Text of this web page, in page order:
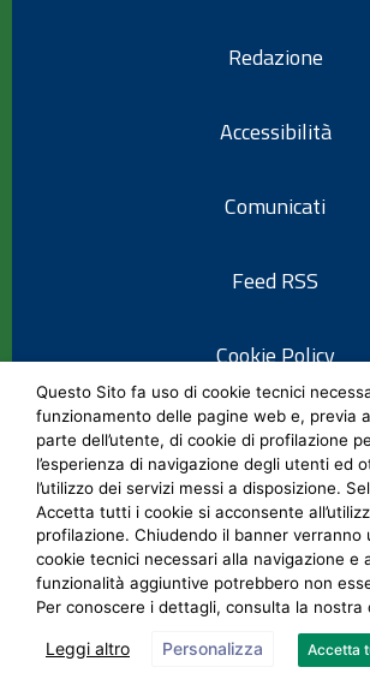
Redazione
Accessibilità
Comunicati
Feed RSS
Cookie Policy
Informativa privacy
Note legali
Social Media Policy
Questo Sito fa uso di cookie tecnici
funzionamento delle pagine web e, previa
parte dell’utente, di cookie di profilazione
l’esperienza di navigazione degli utenti ed
l’utilizzo dei servizi messi a disposizione.
Accetta tutti i cookie si acconsente
profilazione. Chiudendo il banner verranno
cookie tecnici necessari alla navigazione e
funzionalità aggiuntive potrebbero non
Per conoscere i dettagli, consulta la nostra
Leggi altro Personalizza Accetta